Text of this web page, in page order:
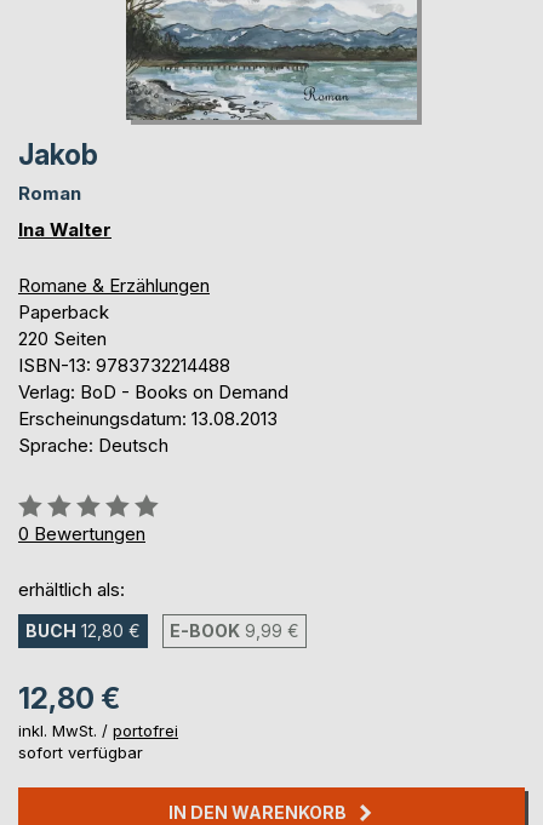
Jakob
Roman
Ina Walter
Romane & Erzählungen
Paperback
220 Seiten
ISBN-13: 9783732214488
Verlag: BoD - Books on Demand
Erscheinungsdatum: 13.08.2013
Sprache: Deutsch
Bewertung::
0%
0 Bewertungen
erhältlich als:
BUCH 12,80 € E-BOOK 9,99 €
12,80 €
inkl. MwSt. / portofrei
sofort verfügbar
IN DEN WARENKORB